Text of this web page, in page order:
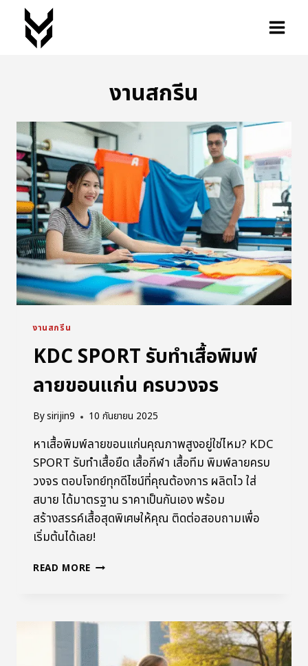
งานสกรีน
งานสกรีน
KDC SPORT รับทำเสื้อพิมพ์
ลายขอนแก่น ครบวงจร
Bysirijin9 10 กันยายน 2025
หาเสื้อพิมพ์ลายขอนแก่นคุณภาพสูงอยู่ใช่ไหม? KDC
SPORT รับทำเสื้อยืด เสื้อกีฬา เสื้อทีม พิมพ์ลายครบ
วงจร ตอบโจทย์ทุกดีไซน์ที่คุณต้องการ ผลิตไว ใส่
สบาย ได้มาตรฐาน ราคาเป็นกันเอง พร้อม
สร้างสรรค์เสื้อสุดพิเศษให้คุณ ติดต่อสอบถามเพื่อ
เริ่มต้นได้เลย!
READ MORE